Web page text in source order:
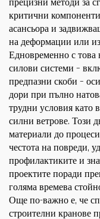
прецизни методи за
критични
асансьора и
на деформации или
Едновременно с това
силови системи –
предпазни скоби –
дори при пълно
трудни условия като
силни ветрове. Този
материали до
честота на повреди,
профилактиките и
проектите поради
голяма времева
Още по-важно е, че
строителни кранове